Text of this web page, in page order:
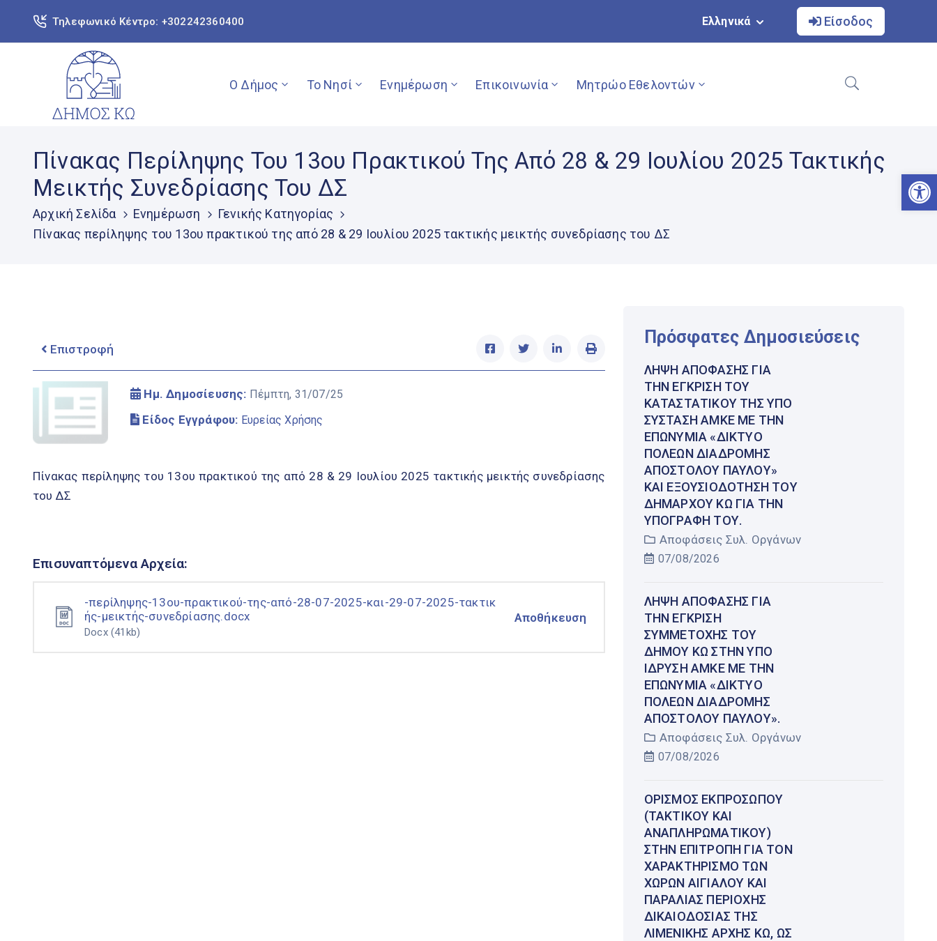
Τηλεφωνικό Κέντρο: +302242360400 Ελληνικά Είσοδος
Ο Δήμος Το Νησί Ενημέρωση Επικοινωνία Μητρώο Εθελοντών
Πίνακας Περίληψης Του 13ου Πρακτικού Της Από 28 & 29 Ιουλίου 2025 Τακτικής
Μεικτής Συνεδρίασης Του ΔΣ
Αρχική Σελίδα Ενημέρωση
Γενικής Κατηγορίας
Πίνακας περίληψης του 13ου πρακτικού της από 28 & 29 Ιουλίου 2025 τακτικής μεικτής συνεδρίασης του ΔΣ
Επιστροφή
Ημ. Δημοσίευσης: Πέμπτη, 31/07/25
Είδος Εγγράφου: Ευρείας Χρήσης
Πίνακας περίληψης του 13ου πρακτικού της από 28 & 29 Ιουλίου 2025 τακτικής μεικτής συνεδρίασης
του ΔΣ
Επισυναπτόμενα Αρχεία:
-περίληψης-13ου-πρακτικού-της-από-28-07-2025-και-29-07-2025-τακτικ
ής-μεικτής-συνεδρίασης.docx
Docx (41kb)
Αποθήκευση
Πρόσφατες Δημοσιεύσεις
ΛΉΨΗ ΑΠΌΦΑΣΗΣ ΓΙΑ
ΤΗΝ ΈΓΚΡΙΣΗ ΤΟΥ
ΚΑΤΑΣΤΑΤΙΚΟΎ ΤΗΣ ΥΠΌ
ΣΎΣΤΑΣΗ ΑΜΚΕ ΜΕ ΤΗΝ
ΕΠΩΝΥΜΊΑ «ΔΊΚΤΥΟ
ΠΌΛΕΩΝ ΔΙΑΔΡΟΜΉΣ
ΑΠΟΣΤΌΛΟΥ ΠΑΎΛΟΥ»
ΚΑΙ ΕΞΟΥΣΙΟΔΌΤΗΣΗ ΤΟΥ
ΔΗΜΆΡΧΟΥ ΚΩ ΓΙΑ ΤΗΝ
ΥΠΟΓΡΑΦΉ ΤΟΥ.
Αποφάσεις Συλ. Οργάνων
07/08/2026
ΛΉΨΗ ΑΠΌΦΑΣΗΣ ΓΙΑ
ΤΗΝ ΈΓΚΡΙΣΗ
ΣΥΜΜΕΤΟΧΉΣ ΤΟΥ
ΔΉΜΟΥ ΚΩ ΣΤΗΝ ΥΠΌ
ΊΔΡΥΣΗ ΑΜΚΕ ΜΕ ΤΗΝ
ΕΠΩΝΥΜΊΑ «ΔΊΚΤΥΟ
ΠΌΛΕΩΝ ΔΙΑΔΡΟΜΉΣ
ΑΠΟΣΤΌΛΟΥ ΠΑΎΛΟΥ».
Αποφάσεις Συλ. Οργάνων
07/08/2026
ΟΡΙΣΜΌΣ ΕΚΠΡΟΣΏΠΟΥ
(ΤΑΚΤΙΚΟΎ ΚΑΙ
ΑΝΑΠΛΗΡΩΜΑΤΙΚΟΎ)
ΣΤΗΝ ΕΠΙΤΡΟΠΉ ΓΙΑ ΤΟΝ
ΧΑΡΑΚΤΗΡΙΣΜΌ ΤΩΝ
ΧΏΡΩΝ ΑΙΓΙΑΛΟΎ ΚΑΙ
ΠΑΡΑΛΊΑΣ ΠΕΡΙΟΧΉΣ
ΔΙΚΑΙΟΔΟΣΊΑΣ ΤΗΣ
ΛΙΜΕΝΙΚΉΣ ΑΡΧΉΣ ΚΩ, ΩΣ